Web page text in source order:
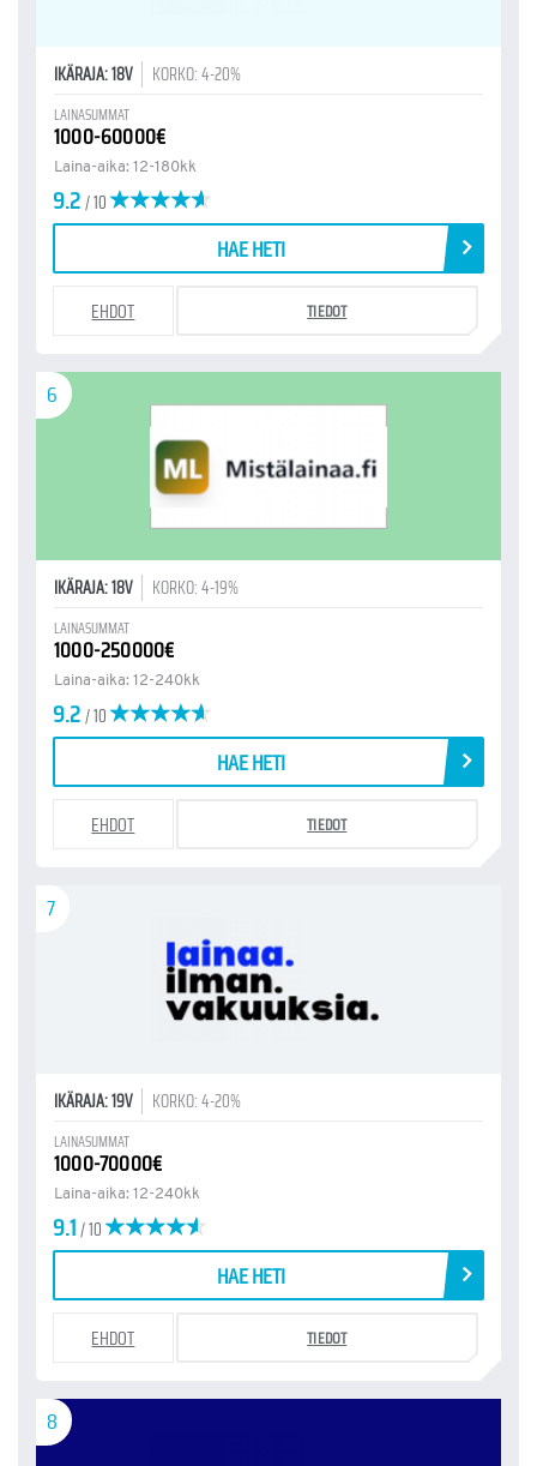
IKÄRAJA: 18V KORKO: 4-20%
LAINASUMMAT
1000-60000€
Laina-aika: 12-180kk
9.2/ 10
HAE HETI
EHDOT TIEDOT
6
IKÄRAJA: 18V KORKO: 4-19%
LAINASUMMAT
1000-250000€
Laina-aika: 12-240kk
9.2/ 10
HAE HETI
EHDOT TIEDOT
7
IKÄRAJA: 19V KORKO: 4-20%
LAINASUMMAT
1000-70000€
Laina-aika: 12-240kk
9.1/ 10
HAE HETI
EHDOT TIEDOT
8